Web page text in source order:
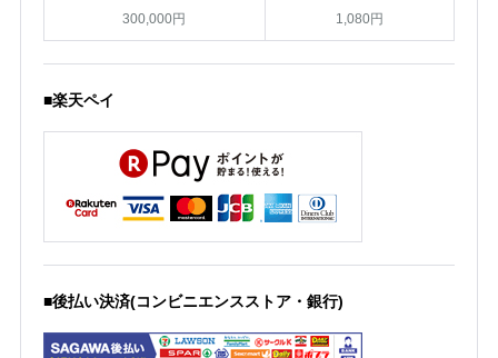
300,000円 1,080円
■楽天ペイ
■後払い決済(コンビニエンスストア・銀行)